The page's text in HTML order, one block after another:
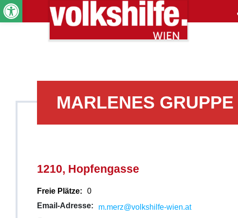
MARLENES GRUPPE
1210, Hopfengasse
Freie Plätze:
0
Email-Adresse:
m.merz@volkshilfe-wien.at